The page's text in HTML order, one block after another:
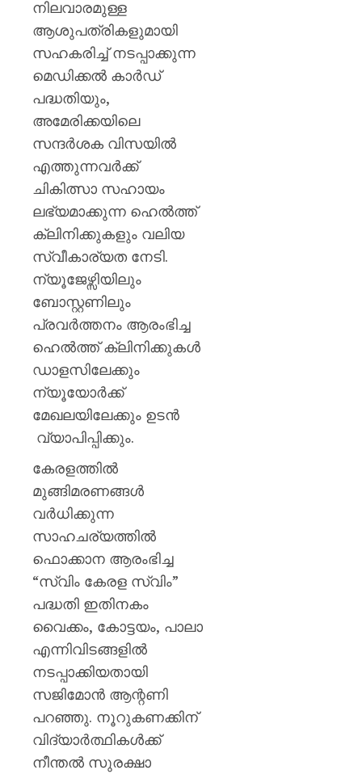
നിലവാരമുള്ള
ആശുപത്രികളുമായി
സഹകരിച്ച് നടപ്പാക്കുന്ന
മെഡിക്കൽ കാർഡ്
പദ്ധതിയും,
അമേരിക്കയിലെ
സന്ദർശക വിസയിൽ
എത്തുന്നവർക്ക്
ചികിത്സാ സഹായം
ലഭ്യമാക്കുന്ന ഹെൽത്ത്
ക്ലിനിക്കുകളും വലിയ
സ്വീകാര്യത നേടി.
ന്യൂജേഴ്സിയിലും
ബോസ്റ്റണിലും
പ്രവർത്തനം ആരംഭിച്ച
ഹെൽത്ത് ക്ലിനിക്കുകൾ
ഡാളസിലേക്കും
ന്യൂയോർക്ക്
മേഖലയിലേക്കും ഉടൻ
വ്യാപിപ്പിക്കും.
കേരളത്തിൽ
മുങ്ങിമരണങ്ങൾ
വർധിക്കുന്ന
സാഹചര്യത്തിൽ
ഫൊക്കാന ആരംഭിച്ച
“സ്വിം കേരള സ്വിം”
പദ്ധതി ഇതിനകം
വൈക്കം, കോട്ടയം, പാലാ
എന്നിവിടങ്ങളിൽ
നടപ്പാക്കിയതായി
സജിമോൻ ആന്റണി
പറഞ്ഞു. നൂറുകണക്കിന്
വിദ്യാർത്ഥികൾക്ക്
നീന്തൽ സുരക്ഷാ